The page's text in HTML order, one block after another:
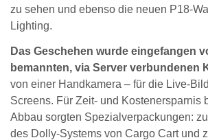
zu sehen und ebenso die neuen P18-
Lighting.
Das Geschehen wurde eingefangen
bemannten, via Server verbundenen
von einer Handkamera – für die Live-
Screens. Für Zeit- und Kostenersparnis
Abbau sorgten Spezialverpackungen:
des Dolly-Systems von Cargo Cart und